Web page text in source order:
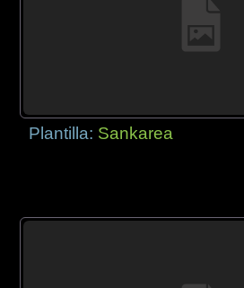
Plantilla: Sankarea